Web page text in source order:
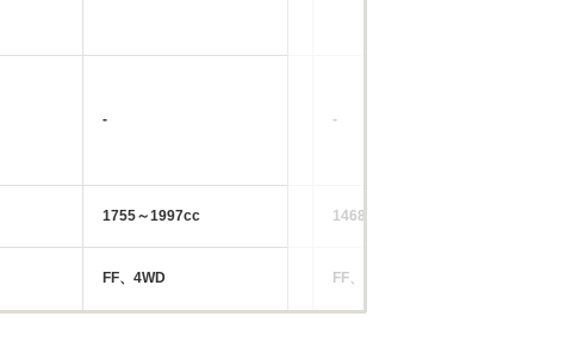
-
1755～1997cc
FF、4WD
-
1468～1834cc
FF、4WD